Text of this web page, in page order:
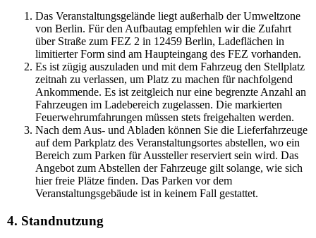
Das Veranstaltungsgelände liegt außerhalb der Umweltzone
von Berlin. Für den Aufbautag empfehlen wir die Zufahrt
über Straße zum FEZ 2 in 12459 Berlin, Ladeflächen in
limitierter Form sind am Haupteingang des FEZ vorhanden.
Es ist zügig auszuladen und mit dem Fahrzeug den Stellplatz
zeitnah zu verlassen, um Platz zu machen für nachfolgend
Ankommende. Es ist zeitgleich nur eine begrenzte Anzahl an
Fahrzeugen im Ladebereich zugelassen. Die markierten
Feuerwehrumfahrungen müssen stets freigehalten werden.
Nach dem Aus- und Abladen können Sie die Lieferfahrzeuge
auf dem Parkplatz des Veranstaltungsortes abstellen, wo ein
Bereich zum Parken für Aussteller reserviert sein wird. Das
Angebot zum Abstellen der Fahrzeuge gilt solange, wie sich
hier freie Plätze finden. Das Parken vor dem
Veranstaltungsgebäude ist in keinem Fall gestattet.
4. Standnutzung